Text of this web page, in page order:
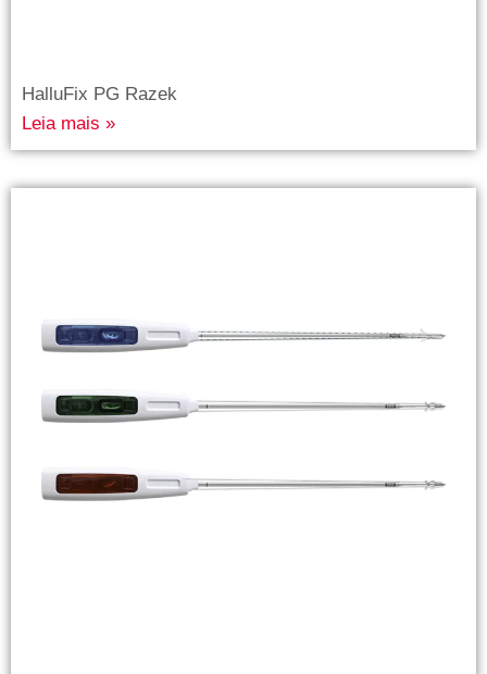
HalluFix PG Razek
Leia mais »